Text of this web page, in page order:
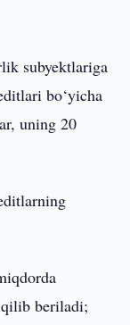
subyektlariga
bo‘yicha
uning 20
beriladi;